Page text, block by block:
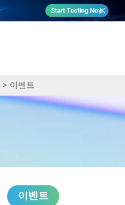
> 이벤트
이벤트